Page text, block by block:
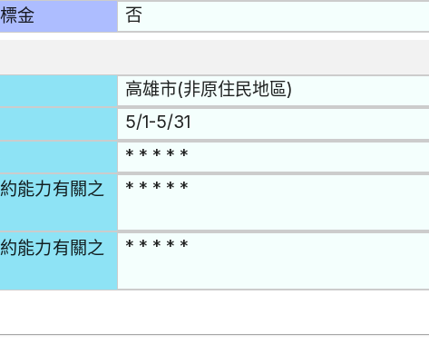
金 否
高雄市(非原住民地區)
5/1-5/31
* * * * *
能力有關之
* * * * *
能力有關之
* * * * *